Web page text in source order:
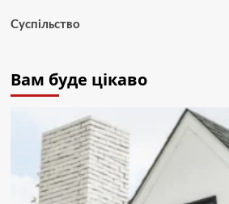
Суспільство
Вам буде цікаво